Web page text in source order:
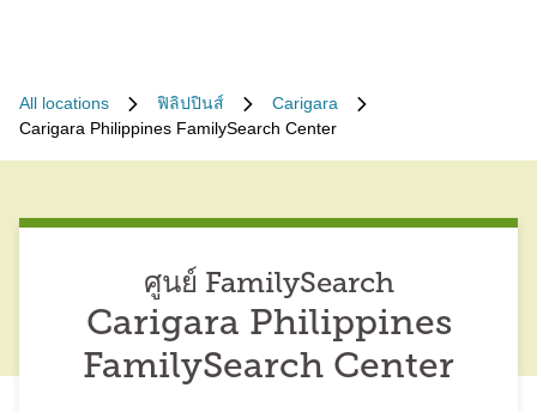
All locations ฟิลิปปินส์
Carigara
Carigara Philippines FamilySearch Center
ศูนย์ FamilySearch
Carigara Philippines
FamilySearch Center